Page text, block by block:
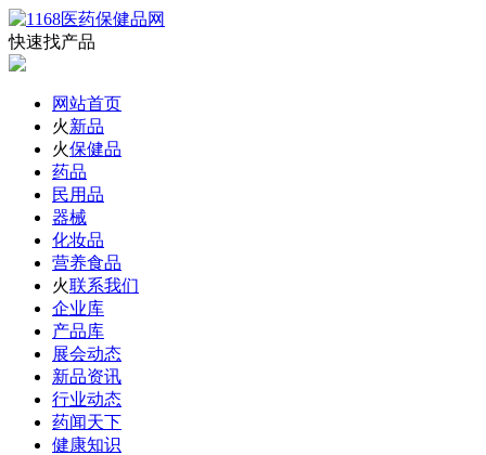
快速找产品
网站首页
火新品
火保健品
药品
民用品
器械
化妆品
营养食品
火联系我们
企业库
产品库
展会动态
新品资讯
行业动态
药闻天下
健康知识